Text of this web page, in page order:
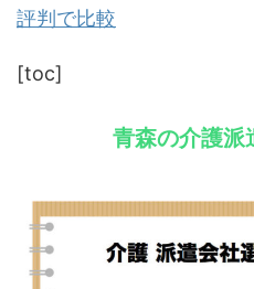
評判で比較
[toc]
青森の介護派